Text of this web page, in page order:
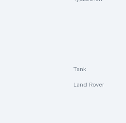
Tank
Land Rover